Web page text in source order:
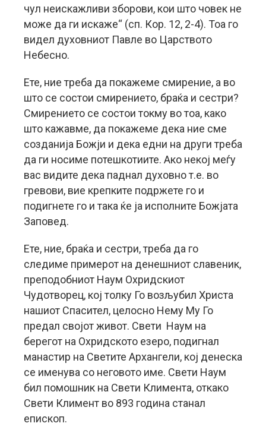
чул неискажливи зборови, кои што човек не
може да ги искаже“ (сп. Кор. 12, 2-4). Тоа го
видел духовниот Павле во Царството
Небесно.
Ете, ние треба да покажеме смирение, а во
што се состои смирението, браќа и сестри?
Смирението се состои токму во тоа, како
што кажавме, да покажеме дека ние сме
созданија Божји и дека едни на други треба
да ги носиме потешкотиите. Ако некој меѓу
вас видите дека паднал духовно т.е. во
гревови, вие крепките подржете го и
подигнете го и така ќе ја исполните Божјата
Заповед.
Ете, ние, браќа и сестри, треба да го
следиме примерот на денешниот славеник,
преподобниот Наум Охридскиот
Чудотворец, кој толку Го возљубил Христа
нашиот Спасител, целосно Нему Му Го
предал својот живот. Свети Наум на
берегот на Охридското езеро, подигнал
манастир на Светите Архангели, кој денеска
се именува со неговото име. Свети Наум
бил помошник на Свети Климента, откако
Свети Климент во 893 година станал
епископ.